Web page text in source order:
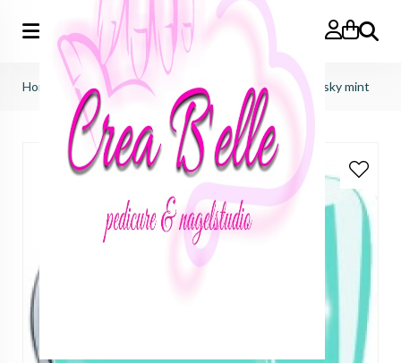
Zoeken
Home just nails (importeur benelux) colorgels >dusky mint